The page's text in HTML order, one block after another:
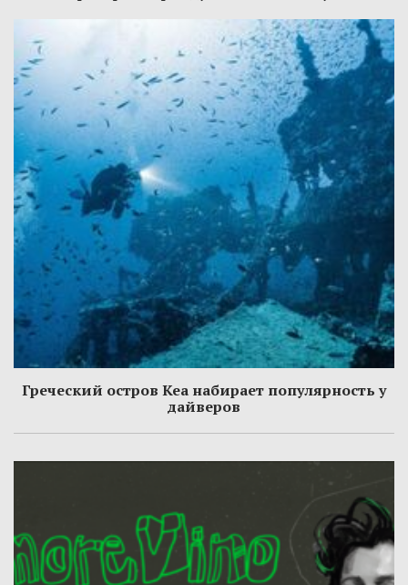
Греческий остров Кеа набирает популярность у
дайверов